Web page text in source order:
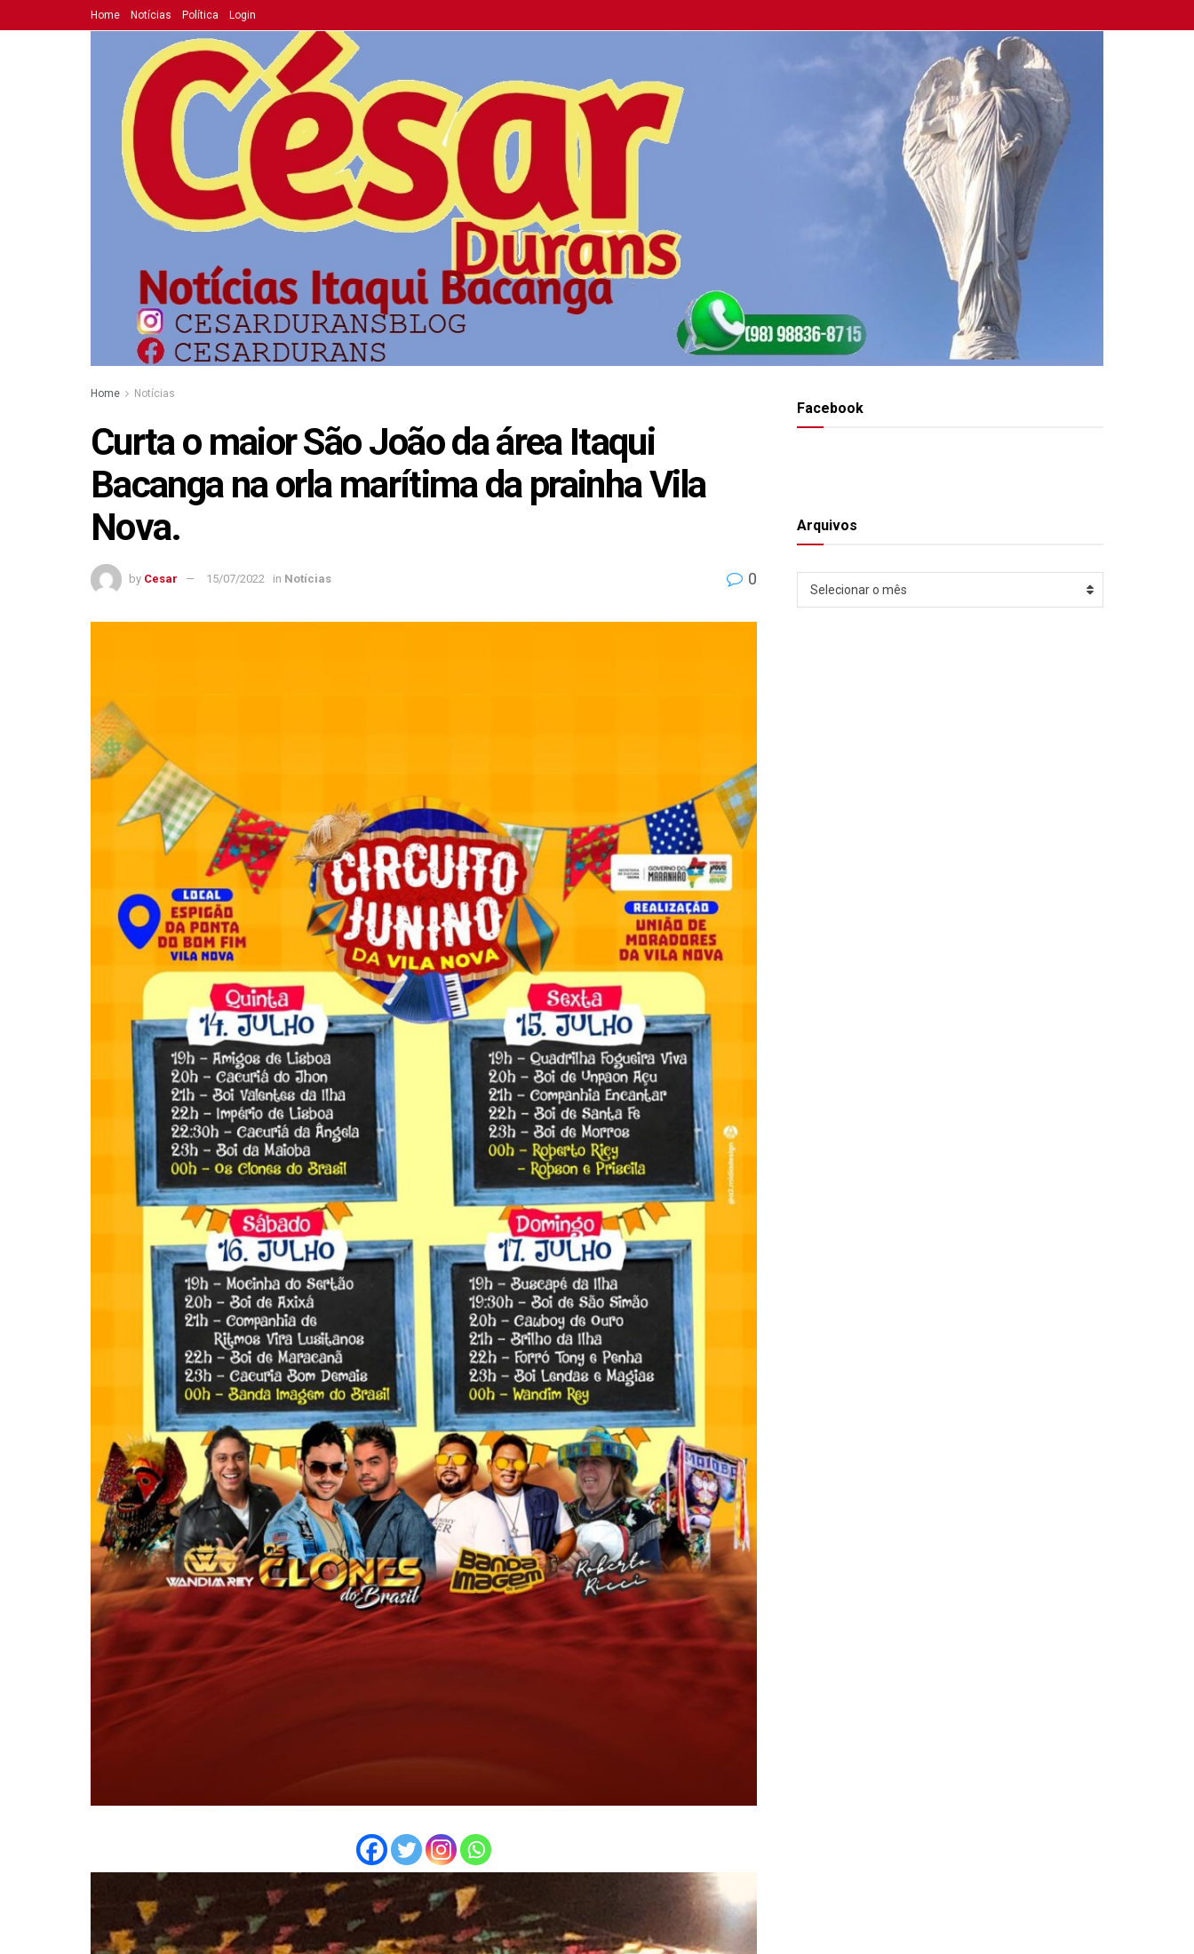
Home Notícias Política Login
Home Notícias
Curta o maior São João da área Itaqui
Bacanga na orla marítima da prainha Vila
Nova.
by Cesar 15/07/2022 in Notícias 0
Facebook
Arquivos
Arquivos
Selecionar o mês